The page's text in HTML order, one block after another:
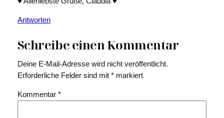
Antworten
Schreibe einen Kommentar
Deine E-Mail-Adresse wird nicht veröffentlicht.
Erforderliche Felder sind mit *markiert
Kommentar *